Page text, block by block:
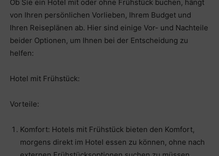
Ob Sie ein Hotel mit oder ohne Frühstück buchen, hängt
von Ihren persönlichen Vorlieben, Ihrem Budget und
Ihren Reiseplänen ab. Hier sind einige Vor- und Nachteile
beider Optionen, um Ihnen bei der Entscheidung zu
helfen:
Hotel mit Frühstück:
Vorteile:
Komfort: Hotels mit Frühstück bieten den Komfort,
morgens direkt im Hotel essen zu können, ohne nach